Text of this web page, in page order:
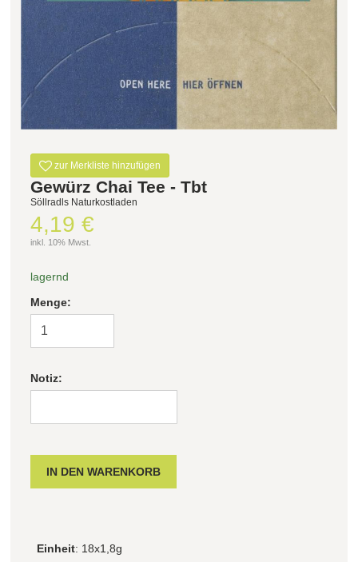
zur Merkliste hinzufügen
Gewürz Chai Tee - Tbt
Söllradls Naturkostladen
4,19 €
inkl. 10% Mwst.
lagernd
Menge:
Notiz:
Einheit: 18x1,8g